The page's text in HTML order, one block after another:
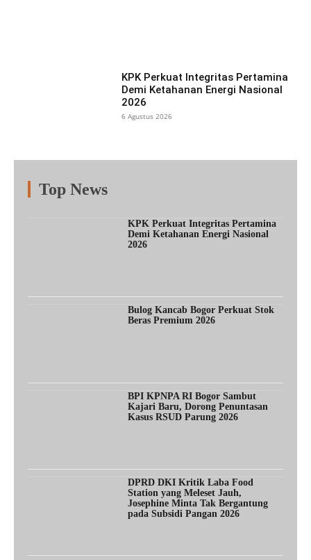
KPK Perkuat Integritas Pertamina
Demi Ketahanan Energi Nasional
2026
6 Agustus 2026
Top News
KPK Perkuat Integritas Pertamina
Demi Ketahanan Energi Nasional
2026
Bulog Kancab Bogor Perkuat Stok
Beras Premium 2026
BPI KPNPA RI Bogor Sambut
Kajari Baru, Dorong Penuntasan
Kasus RSUD Parung 2026
DPRD DKI Kritik Laba Food
Station yang Meleset Jauh,
Josephine Minta Tak Bergantung
pada Subsidi Pangan 2026